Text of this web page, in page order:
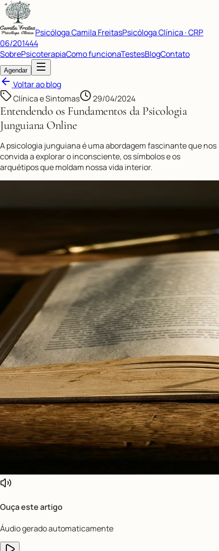
Psicóloga Camila FreitasPsicóloga Clínica · CRP
06/201444
SobrePsicoterapiaComo funcionaTestesBlogContato
Agendar
Voltar ao blog
Clínica e Sintomas
29/04/2024
Entendendo os Fundamentos da Psicologia
Junguiana Online
A psicologia junguiana é uma abordagem fascinante que nos
convida a explorar o inconsciente, os símbolos e os
arquétipos que moldam nossa vida interior.
Ouça este artigo
Áudio gerado automaticamente